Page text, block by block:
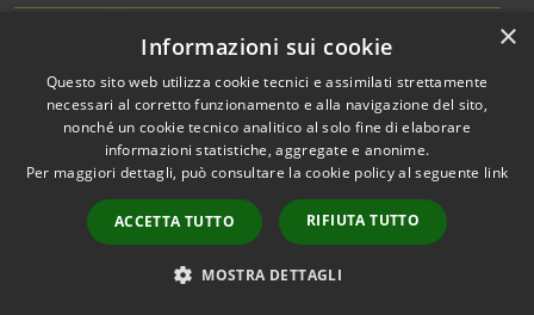
VIVERE IL COMUNE
Eventi
CONTATTI
Città di Erice
Piazza Antonino Zichichi, 3 - 91016
Codice Fiscale: 80004000818
×
Informazioni sui cookie
Questo sito web utilizza cookie tecnici e assimilati strettamente
necessari al corretto funzionamento e alla navigazione del sito,
nonché un cookie tecnico analitico al solo fine di elaborare
informazioni statistiche, aggregate e anonime.
Per maggiori dettagli, può consultare la cookie policy al seguente link
ACCETTA TUTTO RIFIUTA TUTTO
MOSTRA DETTAGLI